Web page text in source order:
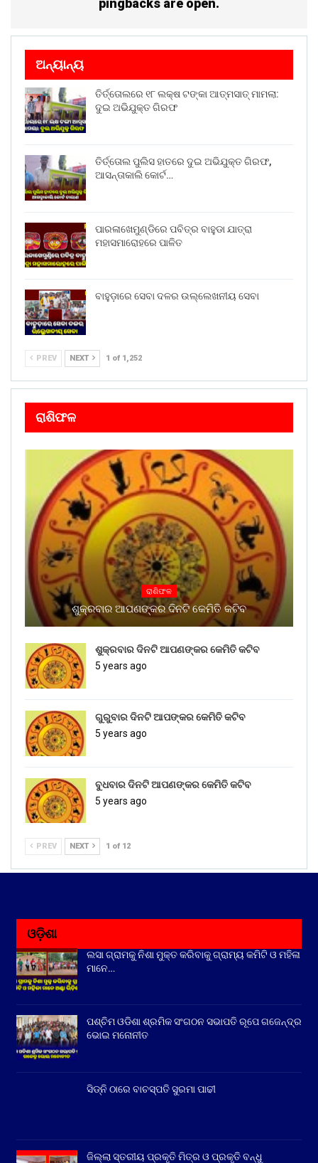
pingbacks are open.
ଅନ୍ୟାନ୍ୟ
ତିର୍ତ୍ତୋଲରେ ୧୮ ଲକ୍ଷ ଟଙ୍କା ଆତ୍ମସାତ୍ ମାମଲା:
ଦୁଇ ଅଭିଯୁକ୍ତ ଗିରଫ
ତିର୍ତ୍ତୋଲ ପୁଲିସ ହାତରେ ଦୁଇ ଅଭିଯୁକ୍ତ ଗିରଫ,
ଆସନ୍ତାକାଲି କୋର୍ଟ…
ପାରଳାଖେମୁଣ୍ଡିରେ ପବିତ୍ର ବାହୁଡା ଯାତ୍ରା
ମହାସମାରୋହରେ ପାଳିତ
ବାହୁଡ଼ାରେ ସେବା ଦଳର ଉଲ୍ଲେଖନୀୟ ସେବା
PREV NEXT 1 of 1,252
ରାଶିଫଳ
ରାଶିଫଳ
ଶୁକ୍ରବାର ଆପଣଙ୍କର ଦିନଟି କେମିତି କଟିବ
ଶୁକ୍ରବାର ଦିନଟି ଆପଣଙ୍କର କେମିତି କଟିବ
5 years ago
ଗୁରୁବାର ଦିନଟି ଆପଙ୍କର କେମିତି କଟିବ
5 years ago
ବୁଧବାର ଦିନଟି ଆପଣଙ୍କର କେମିତି କଟିବ
5 years ago
PREV NEXT 1 of 12
ଓଡ଼ିଶା
ଲସା ଗ୍ରାମକୁ ନିଶା ମୁକ୍ତ କରିବାକୁ ଗ୍ରାମ୍ୟ କମିଟି ଓ ମହିଳା
ମାନେ…
ପଶ୍ଚିମ ଓଡିଶା ଶ୍ରମିକ ସଂଗଠନ ସଭାପତି ରୂପେ ଗଜେନ୍ଦ୍ର
ଭୋଇ ମନୋନୀତ
ସିଡ୍‌ନି ଠାରେ ବାଚସ୍ପତି ସୁରମା ପାଢୀ
ଜିଲ୍ଲା ସ୍ତରୀୟ ପ୍ରକୃତି ମିତ୍ର ଓ ପ୍ରକୃତି ବନ୍ଧୁ